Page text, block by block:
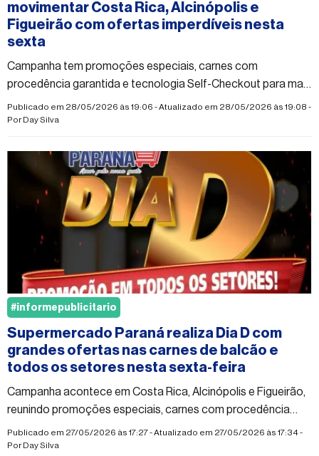
movimentar Costa Rica, Alcinópolis e
Figueirão com ofertas imperdíveis nesta
sexta
Campanha tem promoções especiais, carnes com
procedência garantida e tecnologia Self-Checkout para mais
agilidade nas compras
Publicado em 28/05/2026 às 19:06 - Atualizado em 28/05/2026 às 19:08 -
PorDay Silva
Supermercado Paraná realiza Dia D com
grandes ofertas nas carnes de balcão e
todos os setores nesta sexta-feira
Campanha acontece em Costa Rica, Alcinópolis e Figueirão,
reunindo promoções especiais, carnes com procedência
garantida e tecnologia Self-Checkout para mais agilidade
nas compras
Publicado em 27/05/2026 às 17:27 - Atualizado em 27/05/2026 às 17:34 -
PorDay Silva
#informepublicitario